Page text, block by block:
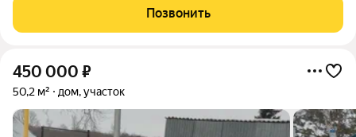
10,67 соток. - Дом облицован кирпичом, крыша перекрыта и
покрыта
Позвонить
450 000 ₽
50,2 м² дом, участок